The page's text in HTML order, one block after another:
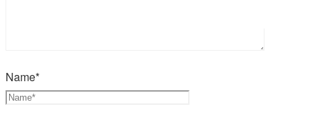
nach:
Name*